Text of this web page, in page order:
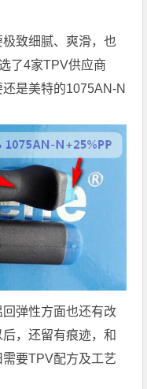
致细腻、爽滑，也
了4家TPV供应商
是美特的1075AN-N
弹性方面也还有改
，还留有痕迹，和
要TPV配方及工艺